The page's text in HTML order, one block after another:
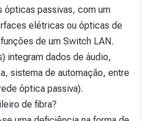
ópticas passivas, com um
elétricas ou ópticas de
de um Switch LAN.
integram dados de áudio,
sistema de automação, entre
óptica passiva).
de fibra?